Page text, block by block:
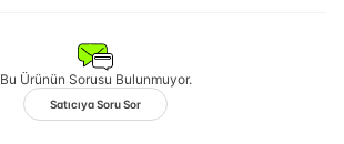
Bu Ürünün Sorusu Bulunmuyor.
Satıcıya Soru Sor